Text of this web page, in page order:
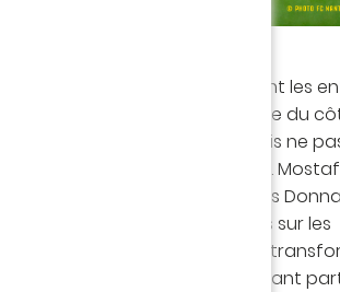
changements avec notamment les
et Mbappé (62'), tout comme du
de Traore (62'). Les Canaris ne
tromper la défense parisienne.
poteau du gauche mais
(70'). Paris ne rompt pas sur les
et fait le break, sur un penalty
lui-même. Descamps, pourtant